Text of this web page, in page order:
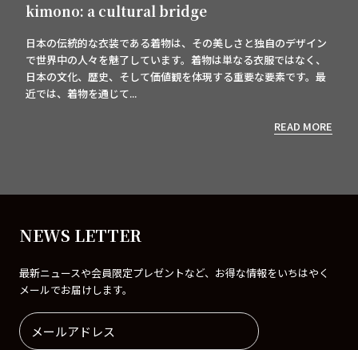
kimono: a cultural bridge
日本の伝統的な衣装である着物は、その美しさと独自のデザイン
で世界中の人々を魅了しています。着物は単なる衣服ではなく、
日本の文化、歴史、そして価値観を体現する重要な要素です。最
近では、着物を通じて...
READ MORE
NEWS LETTER
最新ニュースや会員限定プレゼントなど、お得な情報をいちはやく
メールでお届けします。